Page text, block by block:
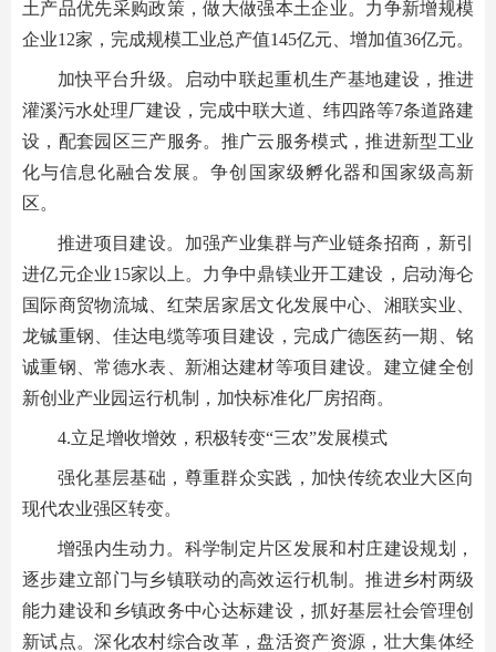
土产品优先采购政策，做大做强本土企业。力争新增规模
企业12家，完成规模工业总产值145亿元、增加值36亿元。
加快平台升级。启动中联起重机生产基地建设，推进
灌溪污水处理厂建设，完成中联大道、纬四路等7条道路建
设，配套园区三产服务。推广云服务模式，推进新型工业
化与信息化融合发展。争创国家级孵化器和国家级高新
区。
推进项目建设。加强产业集群与产业链条招商，新引
进亿元企业15家以上。力争中鼎镁业开工建设，启动海仑
国际商贸物流城、红荣居家居文化发展中心、湘联实业、
龙铖重钢、佳达电缆等项目建设，完成广德医药一期、铭
诚重钢、常德水表、新湘达建材等项目建设。建立健全创
新创业产业园运行机制，加快标准化厂房招商。
4.立足增收增效，积极转变“三农”发展模式
强化基层基础，尊重群众实践，加快传统农业大区向
现代农业强区转变。
增强内生动力。科学制定片区发展和村庄建设规划，
逐步建立部门与乡镇联动的高效运行机制。推进乡村两级
能力建设和乡镇政务中心达标建设，抓好基层社会管理创
新试点。深化农村综合改革，盘活资产资源，壮大集体经